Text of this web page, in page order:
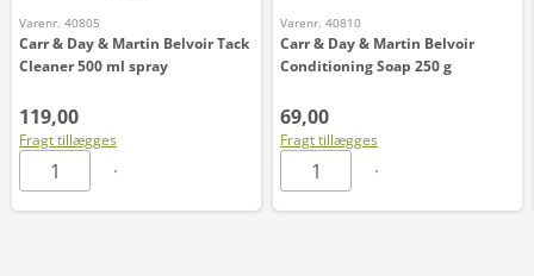
Varenr. 40805
Carr & Day & Martin Belvoir Tack
Cleaner 500 ml spray
119,00
Fragt tillægges
Varenr. 40810
Carr & Day & Martin Belvoir
Conditioning Soap 250 g
69,00
Fragt tillægges